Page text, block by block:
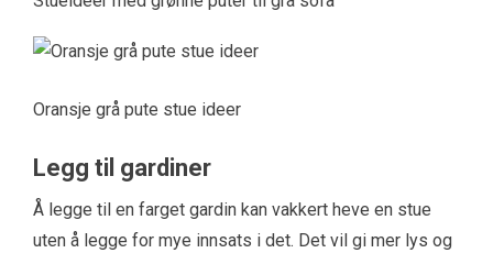
Oransje grå pute stue ideer
Legg til gardiner
Å legge til en farget gardin kan vakkert heve en stue
uten å legge for mye innsats i det. Det vil gi mer lys og